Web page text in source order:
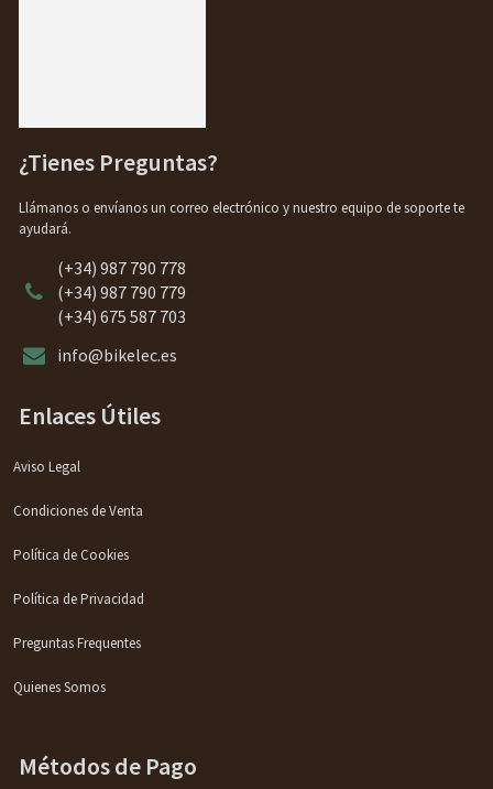
¿Tienes Preguntas?
Llámanos o envíanos un correo electrónico y nuestro equipo de soporte te
ayudará.
(+34) 987 790 778
(+34) 987 790 779
(+34) 675 587 703
info@bikelec.es
Enlaces Útiles
Aviso Legal
Condiciones de Venta
Política de Cookies
Política de Privacidad
Preguntas Frequentes
Quienes Somos
Métodos de Pago